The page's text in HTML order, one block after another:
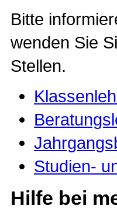
Bitte
wenden Sie
Stellen.
Studien-
Hilfe bei